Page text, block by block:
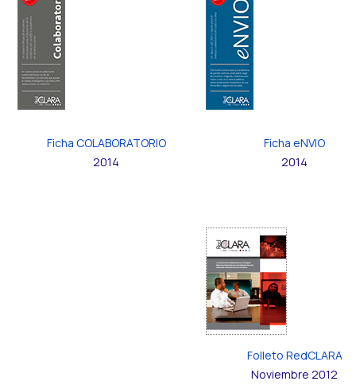
Ficha COLABORATORIO
2014
Ficha eNVIO
2014
Folleto RedCLARA
Noviembre 2012